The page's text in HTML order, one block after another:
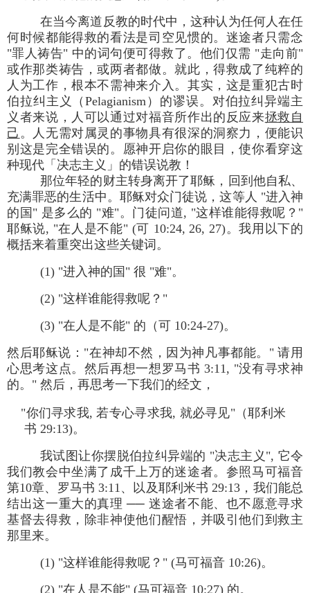
在当今离道反教的时代中，这种认为任何人在任
何时候都能得救的看法是司空见惯的。迷途者只需念
"罪人祷告" 中的词句便可得救了。他们仅需 "走向前"
或作那类祷告，或两者都做。就此，得救成了纯粹的
人为工作，根本不需神来介入。其实，这是重犯古时
伯拉纠主义（Pelagianism）的谬误。对伯拉纠异端主
义者来说，人可以通过对福音所作出的反应来拯救自
己 。人无需对属灵的事物具有很深的洞察力，便能识
别这是完全错误的。愿神开启你的眼目，使你看穿这
种现代「决志主义」的错误说教！
那位年轻的财主转身离开了耶稣，回到他自私、
充满罪恶的生活中。耶稣对众门徒说，这等人 "进入神
的国" 是多么的 "难"。门徒问道, "这样谁能得救呢？"
耶稣说, "在人是不能" (可 10:24, 26, 27)。我用以下的
概括来着重突出这些关键词。
(1) "进入神的国" 很 "难"。
(2) "这样谁能得救呢？"
(3) "在人是不能" 的（可 10:24-27)。
然后耶稣说："在神却不然，因为神凡事都能。" 请用
心思考这点。然后再想一想罗马书 3:11, "没有寻求神
的。" 然后，再思考一下我们的经文，
"你们寻求我, 若专心寻求我, 就必寻见"（耶利米
书 29:13)。
我试图让你摆脱伯拉纠异端的 "决志主义", 它令
我们教会中坐满了成千上万的迷途者。参照马可福音
第10章、罗马书 3:11、以及耶利米书 29:13，我们能总
结出这一重大的真理 ── 迷途者不能、也不愿意寻求
基督去得救，除非神使他们醒悟，并吸引他们到救主
那里来。
(1) "这样谁能得救呢？" (马可福音 10:26)。
(2) "在人是不能" (马可福音 10:27) 的。